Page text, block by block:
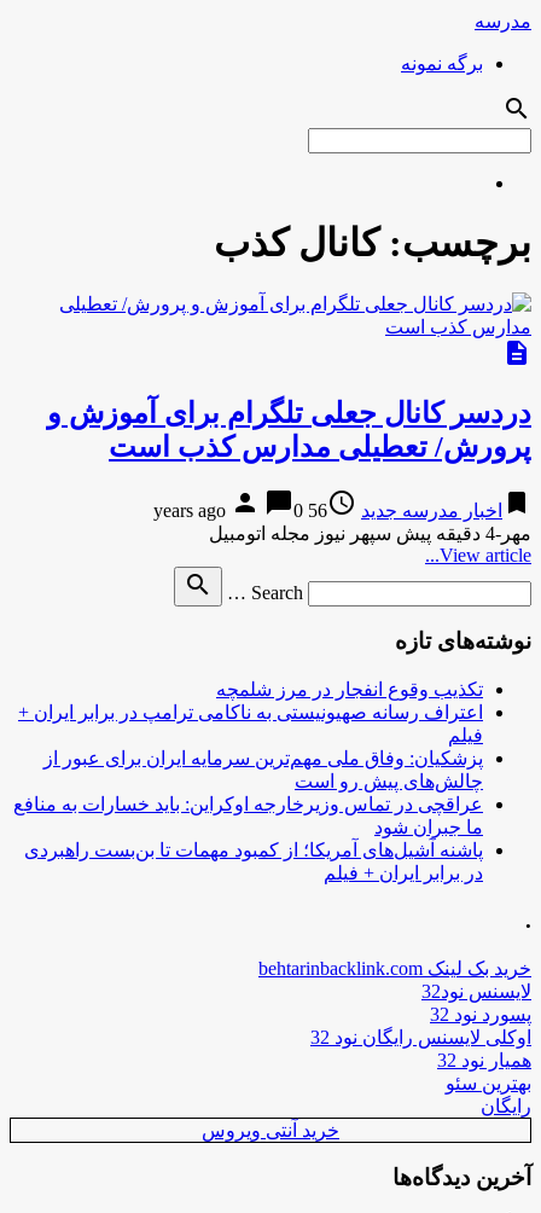
مدرسه
برگه نمونه
search
برچسب:کانال کذب
description
دردسر کانال جعلی تلگرام برای آموزش و
پرورش/ تعطیلی مدارس کذب است
bookmark اخبار مدرسه جدید access_time
56 years ago
person chat_bubble0
مهر-4 دقیقه پیش سپهر نیوز مجله اتومبیل
View article...
Search …
search
نوشته‌های تازه
تکذیب وقوع انفجار در مرز شلمچه
اعتراف رسانه صهیونیستی به ناکامی ترامپ در برابر ایران +
فیلم
پزشکیان: وفاق ملی مهم‌ترین سرمایه ایران برای عبور از
چالش‌های پیش رو است
عراقچی در تماس وزیرخارجه اوکراین: باید خسارات به منافع
ما جبران شود
پاشنه آشیل‌های آمریکا؛ از کمبود مهمات تا بن‌بست راهبردی
در برابر ایران + فیلم
.
خرید بک لینک behtarinbacklink.com
لایسنس نود32
پسورد نود 32
اوکلی لایسنس رایگان نود 32
همیار نود 32
بهترین سئو
رایگان
خرید آنتی ویروس
آخرین دیدگاه‌ها